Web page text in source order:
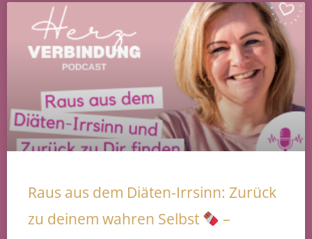
Raus aus dem Diäten-Irrsinn: Zurück
zu deinem wahren Selbst
–